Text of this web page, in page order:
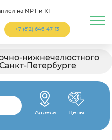
на МРТ и КТ
+7 (812) 646-47-13
нижнечелюстного
Петербурге
Адреса Цены